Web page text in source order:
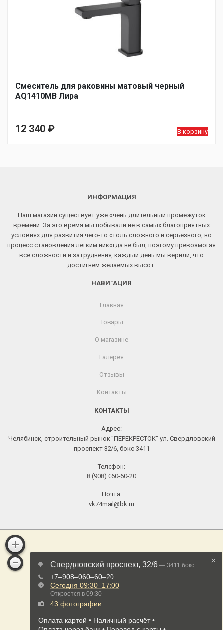
Смеситель для раковины матовый черный
AQ1410MB Лира
12 340 ₽ В корзину
ИНФОРМАЦИЯ
Наш магазин существует уже очень длительный промежуток
времени. За это время мы побывали не в самых благоприятных
условиях для развития чего-то столь сложного и серьезного, но
процесс становления легким никогда не был, поэтому превозмогая
все сложности и затруднения, каждый день мы верили, что
достигнем желаемых высот.
НАВИГАЦИЯ
Главная
Товары
О магазине
Галерея
Отзывы
Контакты
КОНТАКТЫ
Адрес:
Челябинск, строительный рынок "ПЕРЕКРЕСТОК" ул. Свердловский
проспект 32/6, бокс 3411
Телефон:
8 (908) 060-60-20
Почта:
vk74mail@bk.ru